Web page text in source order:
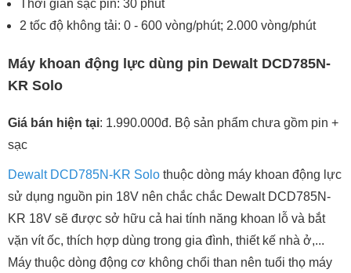
Thời gian sạc pin: 30 phút
2 tốc độ không tải: 0 - 600 vòng/phút; 2.000 vòng/phút
Máy khoan động lực dùng pin Dewalt DCD785N-
KR Solo
Giá bán hiện tại: 1.990.000đ. Bộ sản phẩm chưa gồm pin +
sạc
Dewalt DCD785N-KR Solo thuộc dòng máy khoan động lực
sử dụng nguồn pin 18V nên chắc chắc Dewalt DCD785N-
KR 18V sẽ được sở hữu cả hai tính năng khoan lỗ và bắt
vặn vít ốc, thích hợp dùng trong gia đình, thiết kế nhà ở,...
Máy thuộc dòng động cơ không chổi than nên tuổi thọ máy